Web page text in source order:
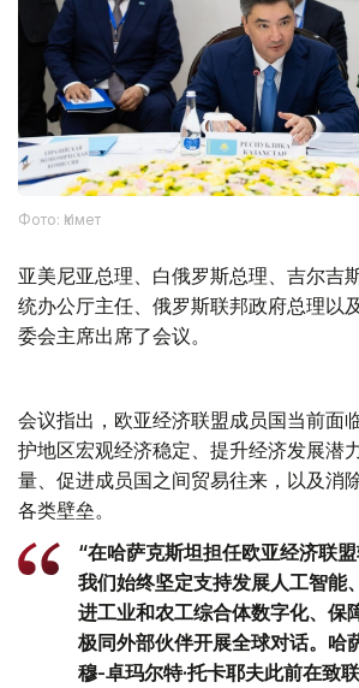
Фото: Үкімет
亚美尼亚总理、白俄罗斯总理、吉尔吉
统办公厅主任、俄罗斯联邦政府总理以
委会主席出席了会议。
会议指出，欧亚经济联盟成员国当前面
护地区宏观经济稳定、提升经济发展潜
量、促进成员国之间贸易往来，以及消
各类壁垒。
“在哈萨克斯坦担任欧亚经济联
我们始终坚定支持发展人工智能
进工业和农工综合体数字化、保
极同外部伙伴开展全球对话。哈
穆-卓玛尔特·托卡耶夫此前在致